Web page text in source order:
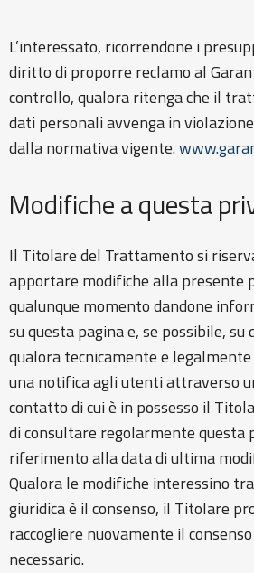
L’interessato, ricorrendone i
diritto di proporre reclamo al
controllo, qualora ritenga che il
dati personali avvenga in
dalla normativa vigente.
Modifiche a questa
Il Titolare del Trattamento si
apportare modifiche alla presente
qualunque momento dandone
su questa pagina e, se possibile, su
qualora tecnicamente e
una notifica agli utenti attraverso
contatto di cui è in possesso il
di consultare regolarmente questa
riferimento alla data di ultima
Qualora le modifiche interessino
giuridica è il consenso, il Titolare
raccogliere nuovamente il
necessario.